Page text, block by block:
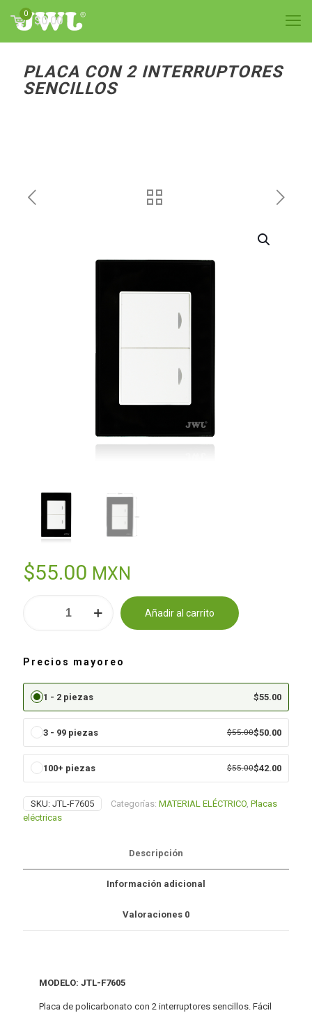
0
$0.00
PLACA CON 2 INTERRUPTORES
SENCILLOS
$55.00 MXN
cantidad
Añadir al carrito
Alternative:
Precios mayoreo
1 - 2 piezas $55.00
3 - 99 piezas $55.00$50.00
100+ piezas $55.00$42.00
SKU: JTL-F7605 Categorías: MATERIAL ELÉCTRICO Placas
eléctricas
Descripción
Información adicional
Valoraciones 0
MODELO: JTL-F7605
Placa de policarbonato con 2 interruptores sencillos. Fácil